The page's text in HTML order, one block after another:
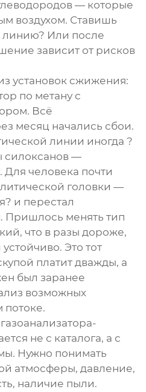
— которые
воздухом. Ставишь
линию? Или после
зависит от рисков
установок сжижения:
по метану с
Всё
месяц начались сбои.
линии иногда ?
силоксанов —
человека почти
головки —
и перестал
Пришлось менять тип
что в разы дороже,
Это тот
платит дважды, а
был заранее
возможных
газоанализатора-
не с каталога, а с
Нужно понимать
атмосферы, давление,
наличие пыли.